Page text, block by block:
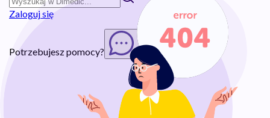
Zaloguj się
Potrzebujesz pomocy? Rozpocznij chat